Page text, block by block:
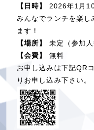
【日時】
2026年1月
みんなでランチを楽し
ます！
【場所】
未定（参加
【会費】
無料
お申し込みは下記QR
りお申し込み下さい。